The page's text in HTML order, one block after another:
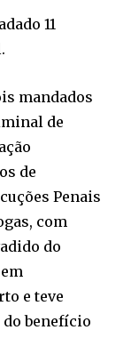
11
mandados
de
de
Penais
com
do
e teve
benefício